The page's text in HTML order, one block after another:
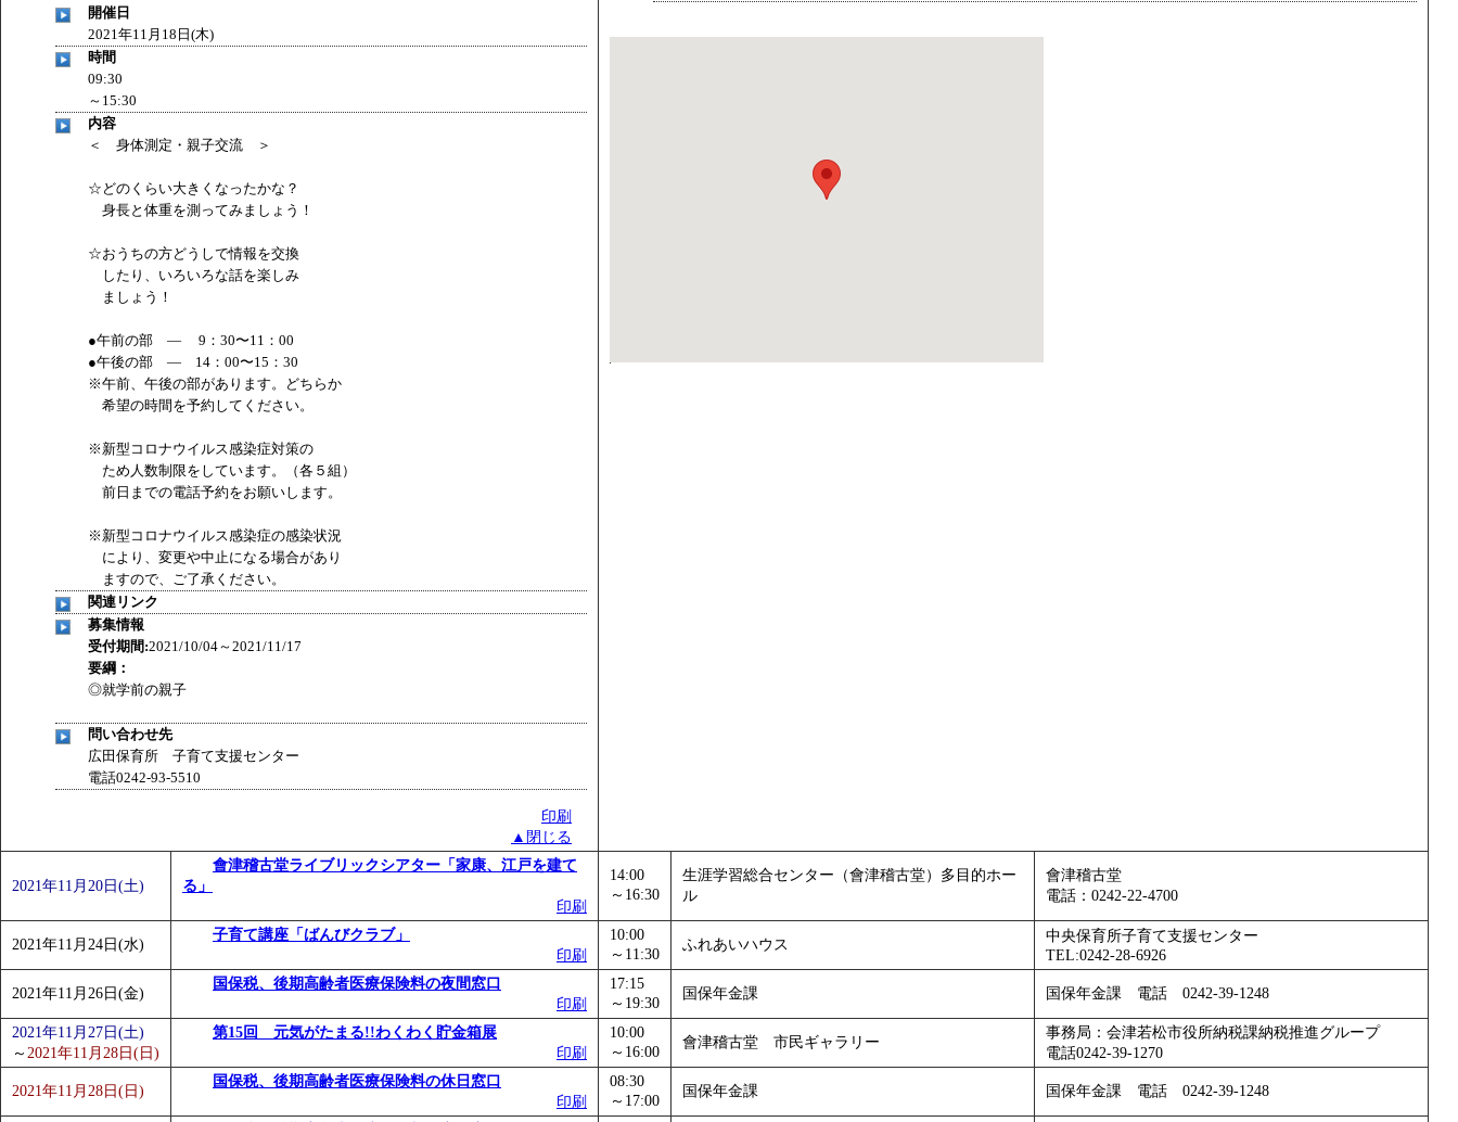
開催日
2021年11月18日(木)
時間
09:30
～15:30
内容
＜ 身体測定・親子交流 ＞
☆どのくらい大きくなったかな？
身長と体重を測ってみましょう！
☆おうちの方どうしで情報を交換
したり、いろいろな話を楽しみ
ましょう！
●午前の部 ― 9：30〜11：00
●午後の部 ― 14：00〜15：30
※午前、午後の部があります。どちらか
希望の時間を予約してください。
※新型コロナウイルス感染症対策の
ため人数制限をしています。（各５組）
前日までの電話予約をお願いします。
※新型コロナウイルス感染症の感染状況
により、変更や中止になる場合があり
ますので、ご了承ください。
関連リンク
募集情報
受付期間:2021/10/04～2021/11/17
要綱：
◎就学前の親子
問い合わせ先
広田保育所 子育て支援センター
電話0242-93-5510
印刷
▲閉じる
2021年11月20日(土)
會津稽古堂ライブリックシアター「家康、江戸を建て
る」
印刷
14:00
～16:30
生涯学習総合センター（會津稽古堂）多目的ホー
ル
會津稽古堂
電話：0242-22-4700
2021年11月24日(水)
子育て講座「ばんびクラブ」
印刷
10:00
～11:30
ふれあいハウス
中央保育所子育て支援センター
TEL:0242-28-6926
2021年11月26日(金)
国保税、後期高齢者医療保険料の夜間窓口
印刷
17:15
～19:30
国保年金課 国保年金課 電話 0242-39-1248
2021年11月27日(土)
～ 2021年11月28日(日)
第15回 元気がたまる!!わくわく貯金箱展
印刷
10:00
～16:00
會津稽古堂 市民ギャラリー
事務局：会津若松市役所納税課納税推進グループ
電話0242-39-1270
2021年11月28日(日)
国保税、後期高齢者医療保険料の休日窓口
印刷
08:30
～17:00
国保年金課 国保年金課 電話 0242-39-1248